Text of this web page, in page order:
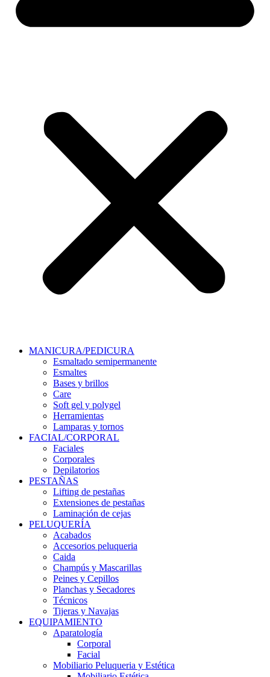
MANICURA/PEDICURA
Esmaltado semipermanente
Esmaltes
Bases y brillos
Care
Soft gel y polygel
Herramientas
Lamparas y tornos
FACIAL/CORPORAL
Faciales
Corporales
Depilatorios
PESTAÑAS
Lifting de pestañas
Extensiones de pestañas
Laminación de cejas
PELUQUERÍA
Acabados
Accesorios peluqueria
Caida
Champús y Mascarillas
Peines y Cepillos
Planchas y Secadores
Técnicos
Tijeras y Navajas
EQUIPAMIENTO
Aparatología
Corporal
Facial
Mobiliario Peluqueria y Estética